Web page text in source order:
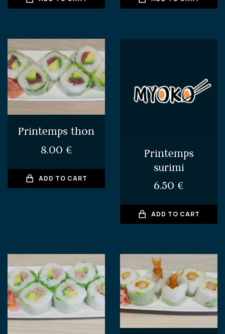
Printemps thon
8.00 €
ADD TO CART
Printemps
surimi
6.50 €
ADD TO CART